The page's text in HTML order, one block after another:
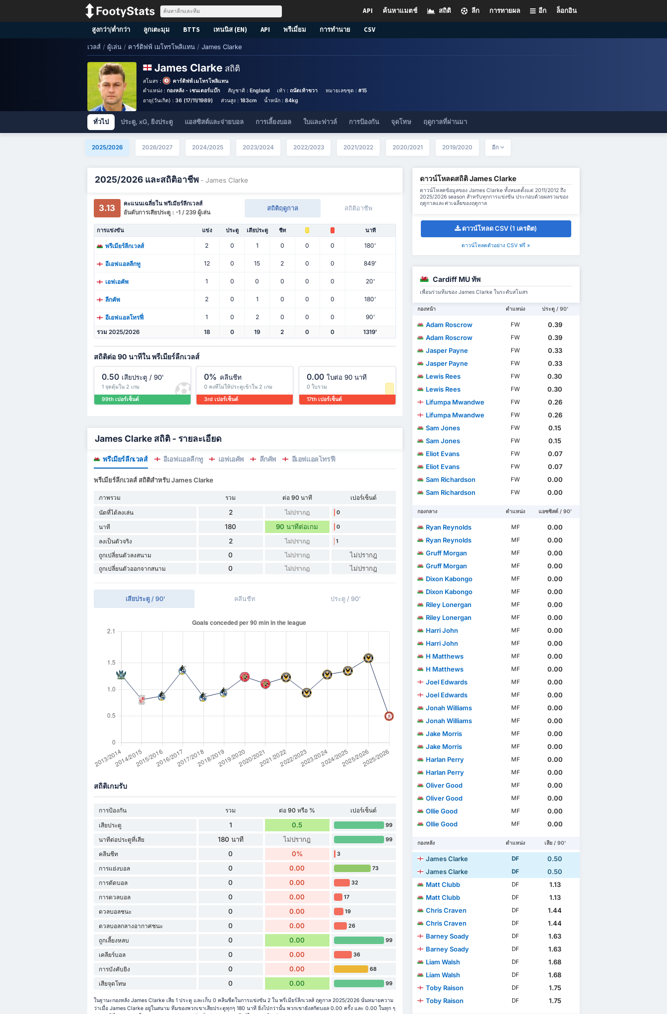
ล็อกอิน
อีก
การทายผล
ลีก
สถิติ
ค้นหาแมตช์
API
สูงกว่า/ต่ำกว่า ลูกเตะมุม BTTS เทนนิส (EN) API พรีเมี่ยม การทำนาย CSV
เวลส์ / ผู้เล่น / คาร์ดิฟฟ์ เมโทรโพลิแทน / James Clarke
James Clarke สถิติ
สโมสร :
คาร์ดิฟฟ์ เมโทรโพลิแทน
ตำแหน่ง :กองหลัง - เซนเตอร์แบ๊ก สัญชาติ : England เท้า :ถนัดเท้าขวา หมายเลขชุด : #15
อายุ(วันเกิด) :36 (17/11/1989) ส่วนสูง : 183cm น้ำหนัก :84kg
ทั่วไป ประตู, xG, ยิงประตู แอสซิสต์และจ่ายบอล การเลี้ยงบอล ใบและฟาวล์ การป้องกัน จุดโทษ ฤดูกาลที่ผ่านมา
2025/2026 2026/2027 2024/2025 2023/2024 2022/2023 2021/2022 2020/2021 2019/2020 อีก
2025/2026 และสถิติอาชีพ - James Clarke
3.13
คะแนนเฉลี่ยใน พรีเมียร์ลีกเวลส์
อันดับการเสียประตู : -1 / 239 ผู้เล่น
สถิติฤดูกาล สถิติอาชีพ
การแข่งขัน แข่ง ประตู เสียประตู ชีท นาที
พรีเมียร์ลีกเวลส์ 2 0 1 0 0 0 180'
อีเอฟแอลลีกทู 12 0 15 2 0 0 849'
เอฟเอคัพ 1 0 0 0 0 0 20'
ลีกคัพ 2 0 1 0 0 0 180'
อีเอฟแอลโทรฟี่ 1 0 2 0 0 0 90'
รวม 2025/2026 18 0 19 2 0 0 1319'
สถิติต่อ 90 นาทีใน พรีเมียร์ลีกเวลส์
0.50 เสียประตู / 90'
1 จุดตุ้มใน 2 เกม
99th เปอร์เซ็นต์
0% คลีนชีท
0 คงที่ไม่ให้ประตูเข้าใน 2 เกม
3rd เปอร์เซ็นต์
0.00 ใบต่อ 90 นาที
0 ใบรวม
17th เปอร์เซ็นต์
James Clarke สถิติ - รายละเอียด
พรีเมียร์ลีกเวลส์ อีเอฟแอลลีกทู เอฟเอคัพ ลีกคัพ อีเอฟแอลโทรฟี่
พรีเมียร์ลีกเวลส์ สถิติสำหรับ James Clarke
ภาพรวม รวม ต่อ 90 นาที
เปอร์เซ็นต์
นัดที่ได้ลงเล่น
2 ไม่ปรากฎ 0
นาที 180 90 นาทีต่อเกม 0
ลงเป็นตัวจริง 2 ไม่ปรากฎ 1
ถูกเปลี่ยนตัวลงสนาม 0 ไม่ปรากฎ ไม่ปรากฎ
ถูกเปลี่ยนตัวออกจากสนาม 0 ไม่ปรากฎ ไม่ปรากฎ
เสียประตู / 90' คลีนชีท ประตู / 90'
สถิติเกมรับ
การป้องกัน รวม ต่อ 90 หรือ %
เปอร์เซ็นต์
เสียประตู
1 0.5 99
นาทีต่อประตูที่เสีย 180 นาที ไม่ปรากฎ 99
คลีนชีท 0 0% 3
การแย่งบอล 0 0.00 73
การตัดบอล 0 0.00 32
การดวลบอล 0 0.00 17
ดวลบอลชนะ 0 0.00 19
ดวลบอลกลางอากาศชนะ 0 0.00 26
ถูกเลี้ยงหลบ 0 0.00 99
เคลียร์บอล 0 0.00 36
การบังคับยิง 0 0.00 68
เสียจุดโทษ 0 0.00 99
ในฐานะกองหลัง James Clarke เสีย 1 ประตู และเก็บ 0 คลีนชีตในการแข่งขัน 2 ใน พรีเมียร์ลีกเวลส์ ฤดูกาล 2025/2026 นั่นหมายความ
ว่าเมื่อ James Clarke อยู่ในสนาม ทีมของพวกเขาเสียประตูทุกๆ 180 นาที ยิ่งไปกว่านั้น พวกเขายังสกัดบอล 0.00 ครั้ง และ 0.00 ในทุก ๆ
ดาวน์โหลดสถิติ James Clarke
ดาวน์โหลดข้อมูลของ James Clarke ทั้งหมดตั้งแต่ 2011/2012 ถึง
2025/2026 season สำหรับทุกการแข่งขัน ประกอบด้วยผลรวมของ
ฤดูกาลและค่าเฉลี่ยของฤดูกาล
ดาวน์โหลด CSV (1 เครดิต)
ดาวน์โหลดตัวอย่าง CSV ฟรี »
Cardiff MU ทัพ
เพื่อนร่วมทีมของ James Clarke ในระดับสโมสร
กองหน้า ตำแหน่ง ประตู / 90'
Adam Roscrow FW
0.39
Adam Roscrow
FW
0.39
Jasper Payne
FW
0.33
Jasper Payne
FW
0.33
Lewis Rees
FW
0.30
Lewis Rees
FW
0.30
Lifumpa Mwandwe
FW
0.26
Lifumpa Mwandwe
FW
0.26
Sam Jones
FW
0.15
Sam Jones
FW
0.15
Eliot Evans
FW
0.07
Eliot Evans
FW
0.07
Sam Richardson
FW
0.00
Sam Richardson
FW 0.00
กองกลาง ตำแหน่ง แอซซิสต์ / 90'
Ryan Reynolds MF
0.00
Ryan Reynolds
MF
0.00
Gruff Morgan
MF
0.00
Gruff Morgan
MF
0.00
Dixon Kabongo
MF
0.00
Dixon Kabongo
MF
0.00
Riley Lonergan
MF
0.00
Riley Lonergan
MF
0.00
Harri John
MF
0.00
Harri John
MF
0.00
H Matthews
MF
0.00
H Matthews
MF
0.00
Joel Edwards
MF
0.00
Joel Edwards
MF
0.00
Jonah Williams
MF
0.00
Jonah Williams
MF
0.00
Jake Morris
MF
0.00
Jake Morris
MF
0.00
Harlan Perry
MF
0.00
Harlan Perry
MF
0.00
Oliver Good
MF
0.00
Oliver Good
MF
0.00
Ollie Good
MF
0.00
Ollie Good
MF 0.00
กองหลัง ตำแหน่ง เสีย / 90'
James Clarke DF
0.50
James Clarke
DF
0.50
Matt Clubb
DF
1.13
Matt Clubb
DF
1.13
Chris Craven
DF
1.44
Chris Craven
DF
1.44
Barney Soady
DF
1.63
Barney Soady
DF
1.63
Liam Walsh
DF
1.68
Liam Walsh
DF
1.68
Toby Raison
DF
1.75
Toby Raison
DF 1.75